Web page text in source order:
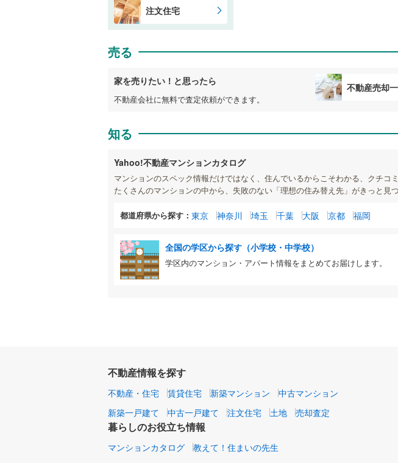
注文住宅
売る
家を売りたい！と思ったら
不動産会社に無料で査定依頼ができます。
不動産売却
知る
Yahoo!不動産マンションカタログ
マンションのスペック情報だけではなく、住んでいるからこそわかる、クチコ
たくさんのマンションの中から、失敗のない「理想の住み替え先」がきっと見つ
都道府県から探す： 東京 神奈川 埼玉 千葉 大阪 京都 福岡
全国の学区から探す（小学校・中学校）
学区内のマンション・アパート情報をまとめてお届けします。
不動産情報を探す
不動産・住宅 賃貸住宅 新築マンション
中古マンション
新築一戸建て
中古一戸建て 注文住宅 土地 売却査定
暮らしのお役立ち情報
マンションカタログ 教えて！住まいの先生